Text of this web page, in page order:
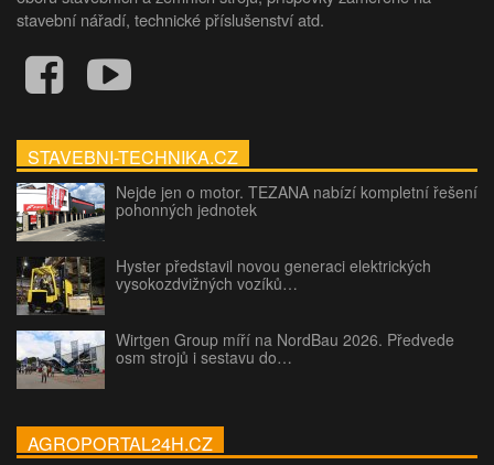
stavební nářadí, technické příslušenství atd.
STAVEBNI-TECHNIKA.CZ
Nejde jen o motor. TEZANA nabízí kompletní řešení
pohonných jednotek
Hyster představil novou generaci elektrických
vysokozdvižných vozíků…
Wirtgen Group míří na NordBau 2026. Předvede
osm strojů i sestavu do…
AGROPORTAL24H.CZ